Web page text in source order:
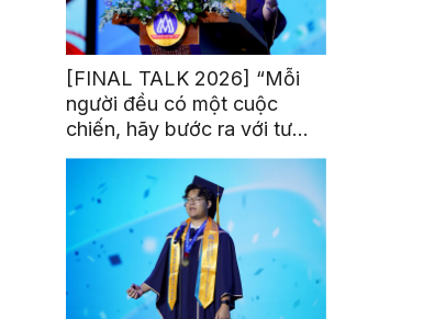
[FINAL TALK 2026] “Mỗi
người đều có một cuộc
chiến, hãy bước ra với tư
thế của người chiến thắng”